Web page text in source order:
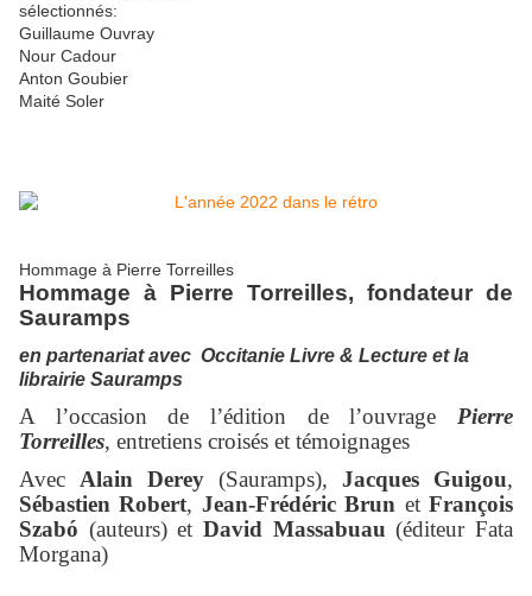
sélectionnés:
Guillaume Ouvray
Nour Cadour
Anton Goubier
Maité Soler
Hommage à Pierre Torreilles
Hommage à Pierre Torreilles, fondateur de
Sauramps
en partenariat avec Occitanie Livre & Lecture et la
librairie Sauramps
A l’occasion de l’édition de l’ouvrage Pierre
Torreilles, entretiens croisés et témoignages
Avec Alain Derey (Sauramps), Jacques Guigou,
Sébastien Robert, Jean-Frédéric Brun etFrançois
Szabó (auteurs) et David Massabuau (éditeur Fata
Morgana)